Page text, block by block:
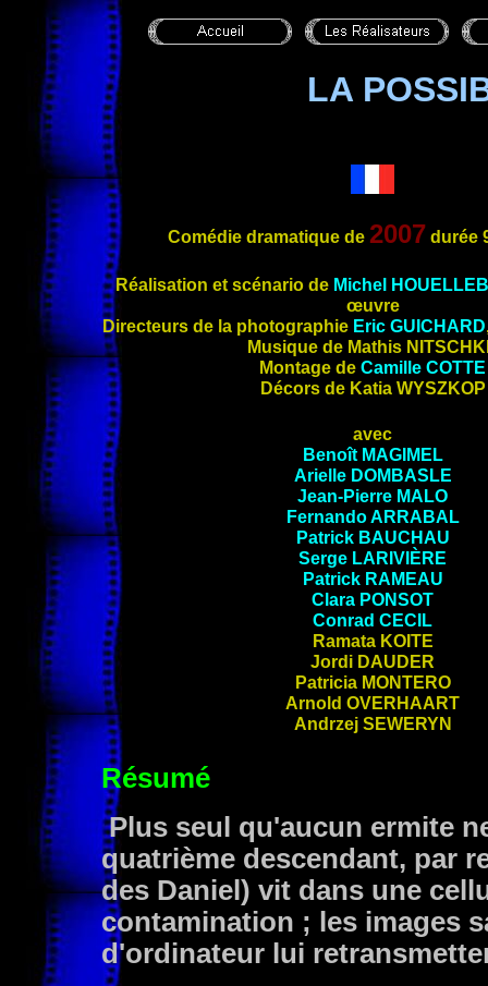
LA
Comédie dramatique de 2007 durée
Réalisation et scénario de Michel
œuvre
Directeurs de la photographie Eric GUICHARD
Musique de Mathis
Montage de Camille COTTE
Décors de Katia WYSZKOP
avec
Benoît MAGIMEL
Arielle DOMBASLE
Jean-Pierre MALO
FernandoARRABAL
Patrick BAUCHAU
Serge LARIVIÈRE
Patrick RAMEAU
Clara PONSOT
Conrad CECIL
Ramata KOITE
Jordi DAUDER
Patricia MONTERO
Arnold OVERHAART
Andrzej SEWERYN
Résumé
Plus seul qu'aucun ermite
quatrième descendant, par
des Daniel) vit dans une
contamination ; les images
d'ordinateur lui